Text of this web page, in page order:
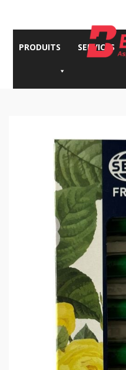
PRODUITS SERVICES